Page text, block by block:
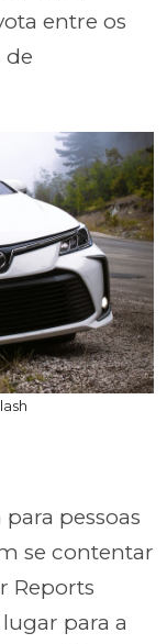
entre os
de
pessoas
se contentar
Reports
para a